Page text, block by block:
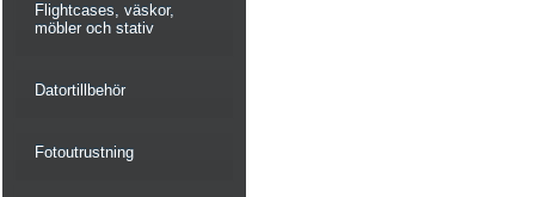
Flightcases, väskor,
möbler och stativ
Datortillbehör
Fotoutrustning